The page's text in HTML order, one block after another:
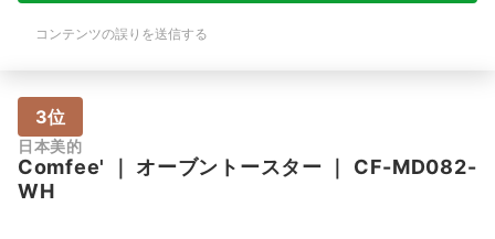
コンテンツの誤りを送信する
3位
日本美的
Comfee' ｜ オーブントースター ｜ CF-MD082-
WH